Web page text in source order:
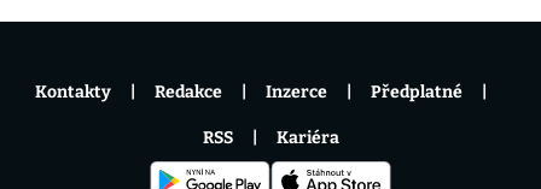
Kontakty Redakce Inzerce Předplatné
RSS Kariéra